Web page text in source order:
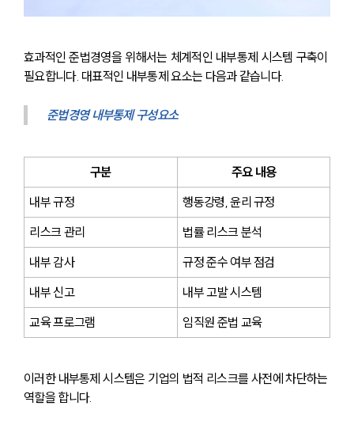
효과적인 준법경영을 위해서는 체계적인 내부통제 시스템 구축이
필요합니다. 대표적인 내부통제 요소는 다음과 같습니다.
준법경영 내부통제 구성요소
구분
주요 내용
내부 규정
행동강령, 윤리 규정
리스크 관리
법률 리스크 분석
내부 감사
규정 준수 여부 점검
내부 신고
내부 고발 시스템
교육 프로그램
임직원 준법 교육
이러한 내부통제 시스템은 기업의 법적 리스크를 사전에 차단하는
역할을 합니다.